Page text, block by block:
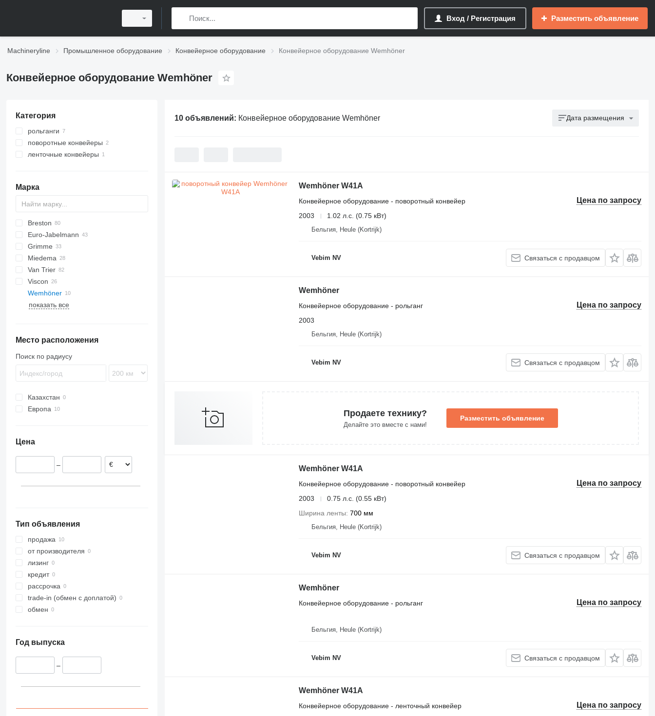
Вход / Регистрация Разместить объявление
Machineryline Промышленное оборудование Конвейерное оборудование Конвейерное оборудование Wemhöner
Конвейерное оборудование Wemhöner
Категория
рольганги
поворотные конвейеры
ленточные конвейеры
Марка
BM
Breston
Euro-Jabelmann
Grimme
SE
SL
Miedema
LBV
MC
SB
Van Trier
Viscon
Wemhöner
W-series
показать все
Место расположения
Поиск по радиусу
Казахстан
Европа
Цена
–
Тип объявления
продажа
от производителя
лизинг
кредит
рассрочка
trade-in (обмен с доплатой)
обмен
Год выпуска
–
10 объявлений: Конвейерное оборудование Wemhöner Дата размещения
Wemhöner W41A
Цена по запросу
Конвейерное оборудование - поворотный конвейер
2003
1.02 л.с. (0.75 кВт)
Бельгия, Heule (Kortrijk)
Vebim NV Связаться с продавцом
Wemhöner
Цена по запросу
Конвейерное оборудование - рольганг
2003
Бельгия, Heule (Kortrijk)
Vebim NV Связаться с продавцом
Продаете технику?
Делайте это вместе с нами!
Разместить объявление
Wemhöner W41A
Цена по запросу
Конвейерное оборудование - поворотный конвейер
2003
0.75 л.с. (0.55 кВт)
Ширина ленты 700 мм
Бельгия, Heule (Kortrijk)
Vebim NV Связаться с продавцом
Wemhöner
Цена по запросу
Конвейерное оборудование - рольганг
Бельгия, Heule (Kortrijk)
Vebim NV Связаться с продавцом
Wemhöner W41A
Цена по запросу
Конвейерное оборудование - ленточный конвейер